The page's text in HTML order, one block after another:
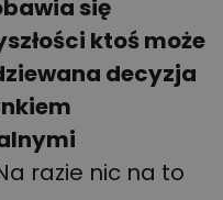
się
ktoś może
decyzja
razie nic na to